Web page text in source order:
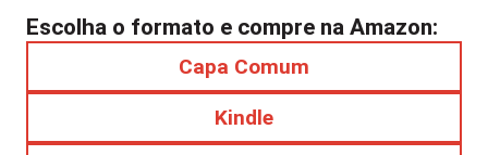
Escolha o formato e compre na Amazon:
Capa Comum
Kindle